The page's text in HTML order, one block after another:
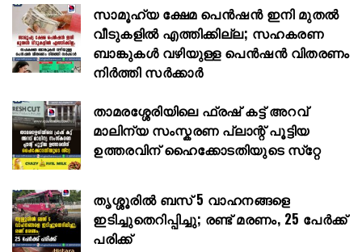
സാമൂഹ്യ ക്ഷേമ പെൻഷൻ ഇനി മുതൽ
വീടുകളിൽ എത്തിക്കില്ല; സഹകരണ
ബാങ്കുകൾ വഴിയുള്ള പെൻഷൻ വിതരണം
നിർത്തി സർക്കാർ
താമരശ്ശേരിയിലെ ഫ്രഷ് കട്ട് അറവ്
മാലിന്യ സംസ്കരണ പ്ലാന്റ് പൂട്ടിയ
ഉത്തരവിന് ഹൈക്കോടതിയുടെ സ്‌റ്റേ
തൃശ്ശൂരിൽ ബസ് 5 വാഹനങ്ങളെ
ഇടിച്ചുതെറിപ്പിച്ചു; രണ്ട് മരണം, 25 പേർക്ക്
പരിക്ക്